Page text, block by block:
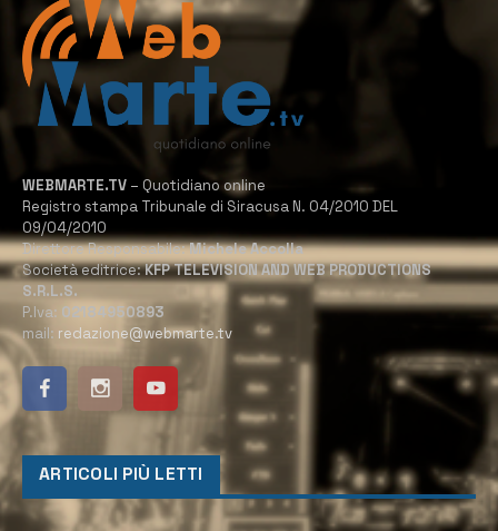
WEBMARTE.TV – Quotidiano online
Registro stampa Tribunale di Siracusa N. 04/2010 DEL
09/04/2010
Direttore Responsabile:Michele Accolla
Società editrice:KFP TELEVISION AND WEB PRODUCTIONS
S.R.L.S.
P.Iva: 02184950893
mail: redazione@webmarte.tv
ARTICOLI PIÙ LETTI